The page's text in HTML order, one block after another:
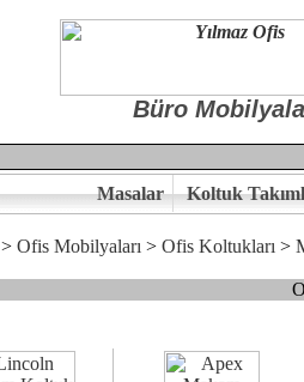
Büro
Masalar Koltuk
> Ofis Mobilyaları > Ofis Koltukları >